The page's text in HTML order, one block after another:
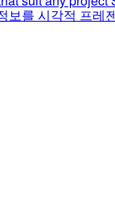
보를 시각적 프레